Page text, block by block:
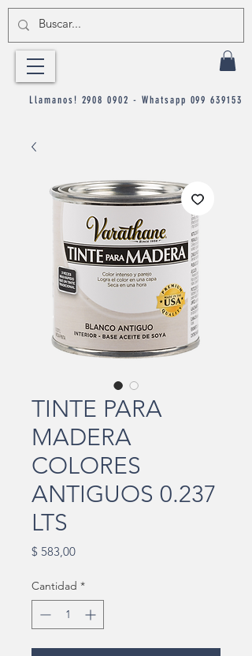
Llamanos! 2908 0902 - Whatsapp 099 639153
TINTE PARA
MADERA
COLORES
ANTIGUOS 0.237
LTS
$ 583,00Precio
Cantidad *